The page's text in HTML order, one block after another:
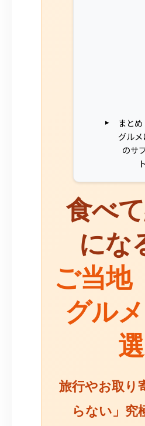
まと
グル
のサ
食べ
にな
ご当地
グル
選
旅行やお取り
らない」究